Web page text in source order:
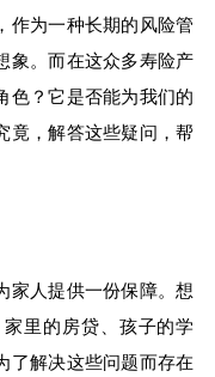
作为一种长期的风险管
象。而在这众多寿险产
色？它是否能为我们的
竟，解答这些疑问，帮
家人提供一份保障。想
里的房贷、孩子的学
了解决这些问题而存在